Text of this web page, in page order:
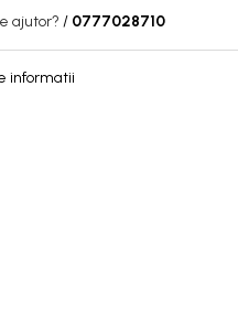
ajutor? / 0777028710
informatii